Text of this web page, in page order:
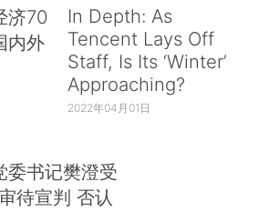
济70
内外
In Depth: As
Tencent Lays Off
Staff, Is Its ‘Winter’
Approaching?
2022年04月01日
委书记樊澄受
待宣判 否认